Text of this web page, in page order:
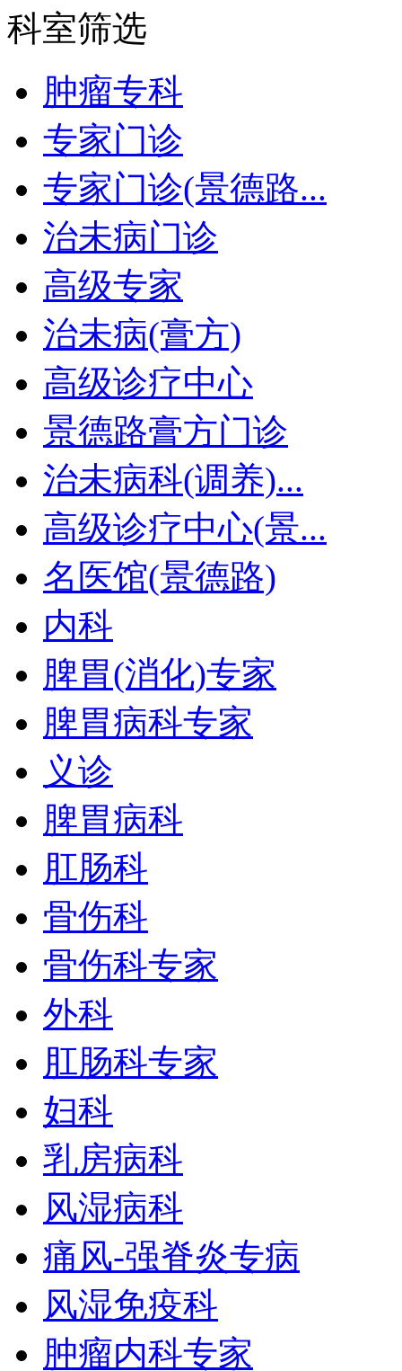
科室筛选
肿瘤专科
专家门诊
专家门诊(景德路...
治未病门诊
高级专家
治未病(膏方)
高级诊疗中心
景德路膏方门诊
治未病科(调养)...
高级诊疗中心(景...
名医馆(景德路)
内科
脾胃(消化)专家
脾胃病科专家
义诊
脾胃病科
肛肠科
骨伤科
骨伤科专家
外科
肛肠科专家
妇科
乳房病科
风湿病科
痛风-强脊炎专病
风湿免疫科
肿瘤内科专家